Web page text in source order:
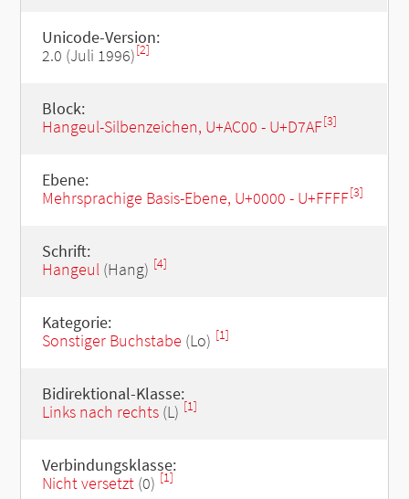
Unicode-Version:
2.0 (Juli 1996)[2]
Block:
Hangeul-Silbenzeichen, U+AC00 - U+D7AF[3]
Ebene:
Mehrsprachige Basis-Ebene, U+0000 - U+FFFF[3]
Schrift:
Hangeul(Hang) [4]
Kategorie:
Sonstiger Buchstabe (Lo) [1]
Bidirektional-Klasse:
Links nach rechts(L) [1]
Verbindungsklasse:
Nicht versetzt(0) [1]